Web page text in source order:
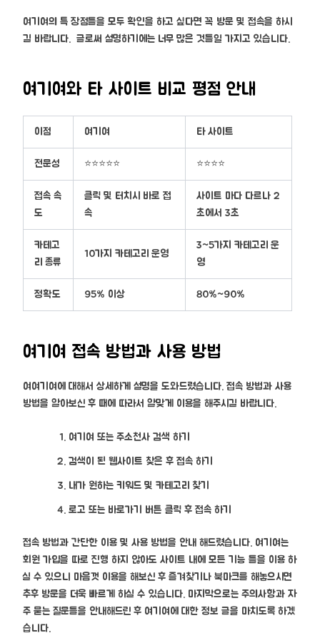
여기여의 특 장점들을 모두 확인을 하고 싶다면 꼭 방문 및 접속을 하시
길 바랍니다. 글로써 설명하기에는 너무 많은 것들일 가지고 있습니다.
여기여와 타 사이트 비교 평점 안내
이점 여기여 타 사이트
전문성 ⭐⭐⭐⭐⭐ ⭐⭐⭐⭐
접속 속
도
클릭 및 터치시 바로 접
속
사이트 마다 다르나 2
초에서 3초
카테고
리 종류
10가지 카테고리 운영
3~5가지 카테고리 운
영
정확도 95% 이상 80%~90%
여기여 접속 방법과 사용 방법
여여기여에 대해서 상세하게 설명을 도와드렸습니다. 접속 방법과 사용
방법을 알아보신 후 때에 따라서 알맞게 이용을 해주시길 바랍니다.
여기여 또는 주소천사 검색 하기
검색이 된 웹사이트 찾은 후 접속 하기
내가 원하는 키워드 및 카테고리 찾기
로고 또는 바로가기 버튼 클릭 후 접속 하기
접속 방법과 간단한 이용 및 사용 방법을 안내 해드렸습니다. 여기여는
회원 가입을 따로 진행 하지 않아도 사이트 내에 모든 기능 들을 이용 하
실 수 있으니 마음껏 이용을 해보신 후 즐겨찾기나 북마크를 해놓으시면
추후 방문을 더욱 빠르게 하실 수 있습니다. 마지막으로는 주의사항과 자
주 묻는 질문들을 안내해드린 후 여기여에 대한 정보 글을 마치도록 하겠
습니다.